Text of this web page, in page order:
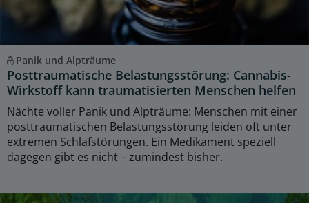
Panik und Alpträume
Posttraumatische Belastungsstörung: Cannabis-
Wirkstoff kann traumatisierten Menschen helfen
Nächte voller Panik und Alpträume: Menschen mit einer
posttraumatischen Belastungsstörung leiden oft unter
extremen Schlafstörungen. Ein Medikament speziell
dagegen gibt es nicht – zumindest bisher.